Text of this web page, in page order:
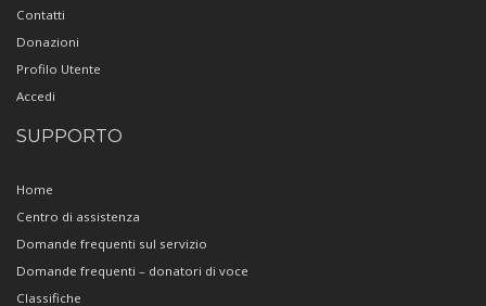
Contatti
Donazioni
Profilo Utente
Accedi
SUPPORTO
Home
Centro di assistenza
Domande frequenti sul servizio
Domande frequenti – donatori di voce
Classifiche